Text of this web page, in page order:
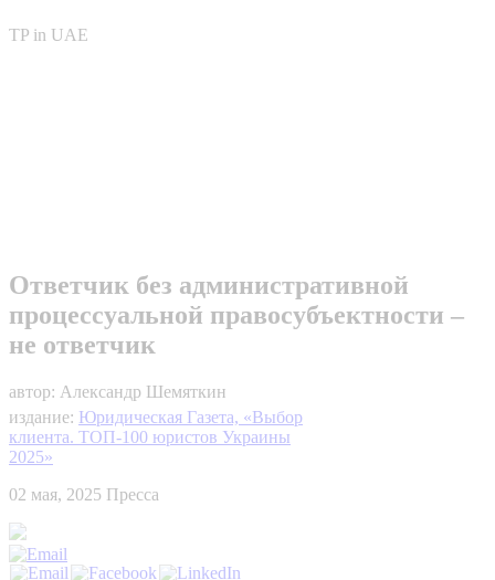
TP in UAE
Ответчик без административной
процессуальной правосубъектности –
не ответчик
автор: Александр Шемяткин
издание: Юридическая Газета, «Выбор
клиента. ТОП-100 юристов Украины
2025»
02 мая, 2025 Пресса